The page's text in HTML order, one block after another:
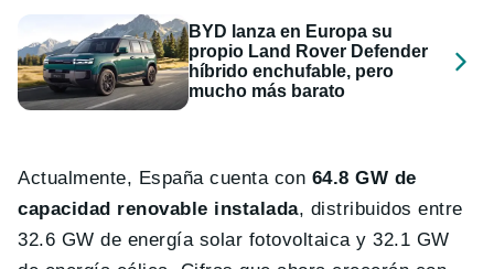
BYD lanza en Europa su
propio Land Rover Defender
híbrido enchufable, pero
mucho más barato
Actualmente, España cuenta con 64.8 GW de
capacidad renovable instalada, distribuidos entre
32.6 GW de energía solar fotovoltaica y 32.1 GW